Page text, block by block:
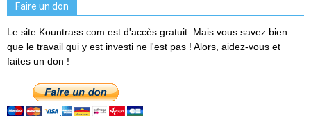
Faire un don
Le site Kountrass.com est d'accès gratuit. Mais vous savez bien
que le travail qui y est investi ne l'est pas ! Alors, aidez-vous et
faites un don !